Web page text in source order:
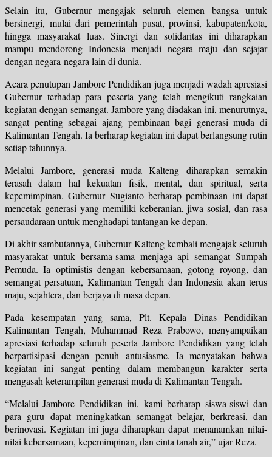
Selain itu, Gubernur mengajak seluruh elemen bangsa untuk
bersinergi, mulai dari pemerintah pusat, provinsi, kabupaten/kota,
hingga masyarakat luas. Sinergi dan solidaritas ini diharapkan
mampu mendorong Indonesia menjadi negara maju dan sejajar
dengan negara-negara lain di dunia.
Acara penutupan Jambore Pendidikan juga menjadi wadah apresiasi
Gubernur terhadap para peserta yang telah mengikuti rangkaian
kegiatan dengan semangat. Jambore yang diadakan ini, menurutnya,
sangat penting sebagai ajang pembinaan bagi generasi muda di
Kalimantan Tengah. Ia berharap kegiatan ini dapat berlangsung rutin
setiap tahunnya.
Melalui Jambore, generasi muda Kalteng diharapkan semakin
terasah dalam hal kekuatan fisik, mental, dan spiritual, serta
kepemimpinan. Gubernur Sugianto berharap pembinaan ini dapat
mencetak generasi yang memiliki keberanian, jiwa sosial, dan rasa
persaudaraan untuk menghadapi tantangan ke depan.
Di akhir sambutannya, Gubernur Kalteng kembali mengajak seluruh
masyarakat untuk bersama-sama menjaga api semangat Sumpah
Pemuda. Ia optimistis dengan kebersamaan, gotong royong, dan
semangat persatuan, Kalimantan Tengah dan Indonesia akan terus
maju, sejahtera, dan berjaya di masa depan.
Pada kesempatan yang sama, Plt. Kepala Dinas Pendidikan
Kalimantan Tengah, Muhammad Reza Prabowo, menyampaikan
apresiasi terhadap seluruh peserta Jambore Pendidikan yang telah
berpartisipasi dengan penuh antusiasme. Ia menyatakan bahwa
kegiatan ini sangat penting dalam membangun karakter serta
mengasah keterampilan generasi muda di Kalimantan Tengah.
“Melalui Jambore Pendidikan ini, kami berharap siswa-siswi dan
para guru dapat meningkatkan semangat belajar, berkreasi, dan
berinovasi. Kegiatan ini juga diharapkan dapat menanamkan nilai-
nilai kebersamaan, kepemimpinan, dan cinta tanah air,” ujar Reza.